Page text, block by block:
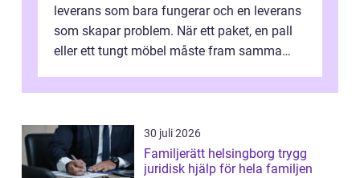
leverans som bara fungerar och en leverans
som skapar problem. När ett paket, en pall
eller ett tungt möbel måste fram samma
30 juli 2026
Familjerätt helsingborg trygg
juridisk hjälp för hela familjen